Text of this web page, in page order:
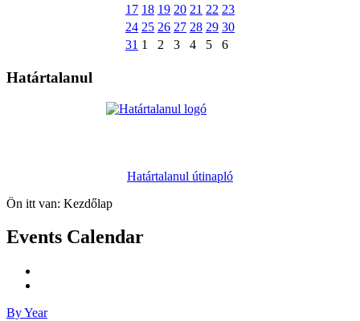
17 18 19 20 21 22 23
24 25 26 27 28 29 30
31 1 2 3 4 5 6
Határtalanul
Határtalanul útinapló
Ön itt van: Kezdőlap
Events Calendar
By Year